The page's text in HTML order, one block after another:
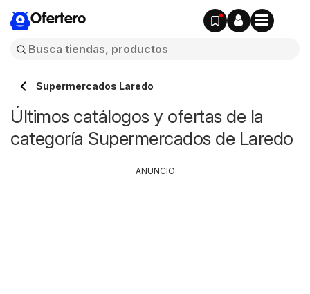
Ofertero
Supermercados Laredo
Últimos catálogos y ofertas de la
categoría Supermercados de Laredo
ANUNCIO